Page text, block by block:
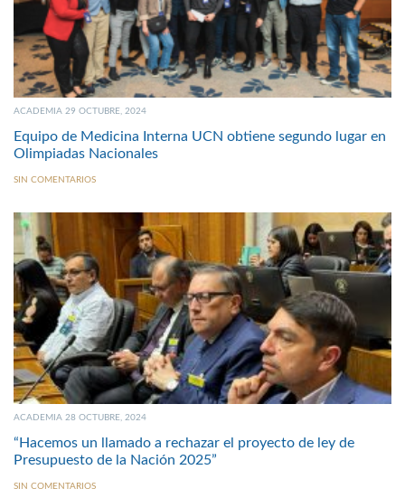
ACADEMIA 29 OCTUBRE, 2024
Equipo de Medicina Interna UCN obtiene segundo lugar en
Olimpiadas Nacionales
SIN COMENTARIOS
ACADEMIA 28 OCTUBRE, 2024
“Hacemos un llamado a rechazar el proyecto de ley de
Presupuesto de la Nación 2025”
SIN COMENTARIOS